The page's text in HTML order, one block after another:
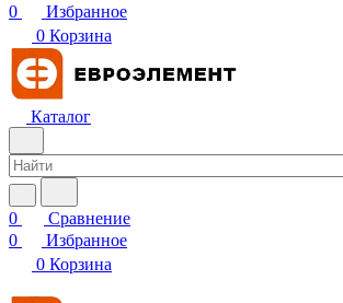
0
Избранное
0 Корзина
Каталог
0
Сравнение
0
Избранное
0 Корзина